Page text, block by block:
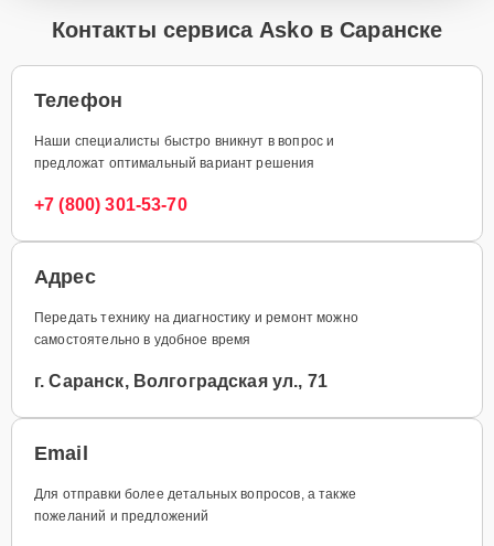
Контакты сервиса Asko в Саранске
Телефон
Наши специалисты быстро вникнут в вопрос и
предложат оптимальный вариант решения
+7 (800) 301-53-70
Адрес
Передать технику на диагностику и ремонт можно
самостоятельно в удобное время
г. Саранск, Волгоградская ул., 71
Email
Для отправки более детальных вопросов, а также
пожеланий и предложений